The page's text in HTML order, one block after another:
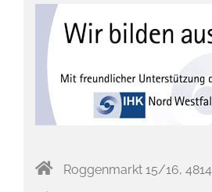
Roggenmarkt 15/16,